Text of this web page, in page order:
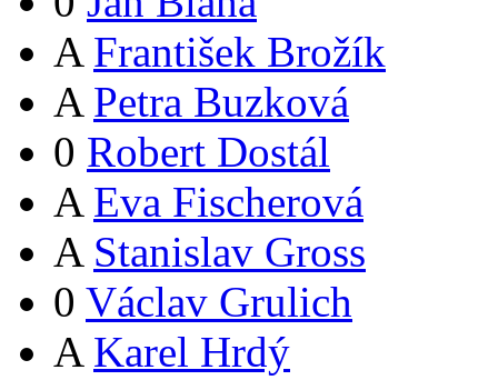
A František Brožík
A Petra Buzková
0 Robert Dostál
A Eva Fischerová
A Stanislav Gross
0 Václav Grulich
A Karel Hrdý